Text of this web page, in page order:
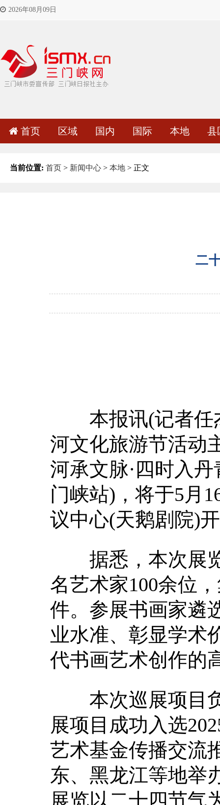
2026年08月09日
首页 区域 国内 国际 本地 县
当前位置: 首页 > 新闻中心 > 本地 > 正文
二
本报讯(记者任
河文化旅游节活动
河承文脉·四时入
门峡站)，将于5月
议中心(天鹅剧院)
据悉，本次展览
名艺术家100余位
件。参展书画家遴
业水准、彰显学术
代书画艺术创作的
本次巡展项目负
展项目成功入选
艺术基金传播交流
东、黑龙江等地举
展览以二十四节气